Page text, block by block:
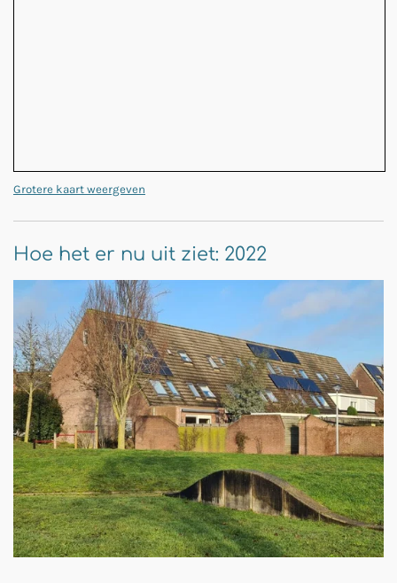
Grotere kaart weergeven
Hoe het er nu uit ziet: 2022